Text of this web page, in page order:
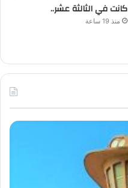
كانت في الثالثة عشر..
منذ 19 ساعة